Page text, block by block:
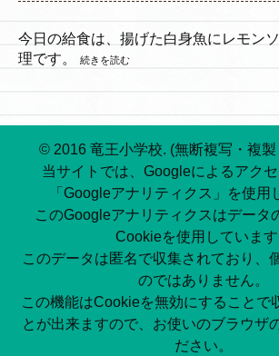
今日の給食は、揚げた白身魚にレモン
理です。
続きを読む
© 2016 竜王小学校. (無断複写・複
当サイトでは、Googleによるアク
「Googleアナリティクス」を使用
このGoogleアナリティクスはデータ
Cookieを使用しています
このデータは匿名で収集されており、
のではありません。
この機能はCookieを無効にすることで
とが出来ますので、お使いのブラウザ
ださい。